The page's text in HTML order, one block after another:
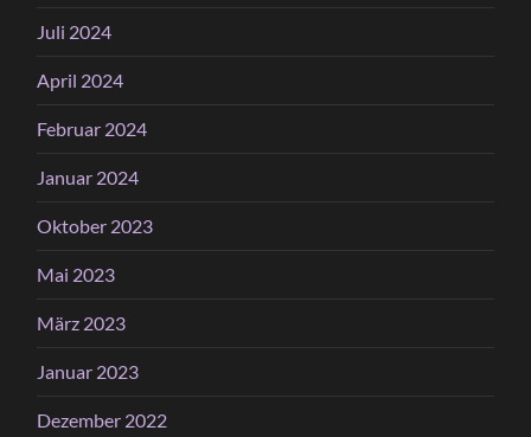
Juli 2024
April 2024
Februar 2024
Januar 2024
Oktober 2023
Mai 2023
März 2023
Januar 2023
Dezember 2022